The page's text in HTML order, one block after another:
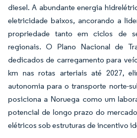
diesel. A abundante energia
eletricidade baixos, ancorando a
propriedade tanto em ciclos de
regionais. O Plano Nacional de
dedicados de carregamento para
km nas rotas arteriais até 2027,
autonomia para o transporte norte-
posiciona a Noruega como um
potencial de longo prazo do
elétricos sob estruturas de incentivo